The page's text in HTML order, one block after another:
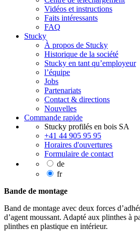
Vidéos et instructions
Faits intéressants
FAQ
Stucky
À propos de Stucky
Historique de la société
Stucky en tant qu’employeur
l’équipe
Jobs
Partenariats
Contact & directions
Nouvelles
Commande rapide
Stucky profilés en bois SA
+41 44 905 95 95
Horaires d'ouvertures
Formulaire de contact
de
fr
Bande de montage
Band de montage avec deux forces
d’agent moussant. Adapté aux plinthes à
plinthes en plastique en intérieur.